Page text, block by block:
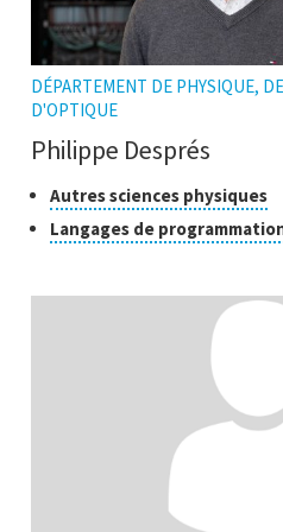
DÉPARTEMENT DE PHYSIQUE,
D'OPTIQUE
Philippe Després
Classes
de
recherche
Autres sciences physiques
Langages de